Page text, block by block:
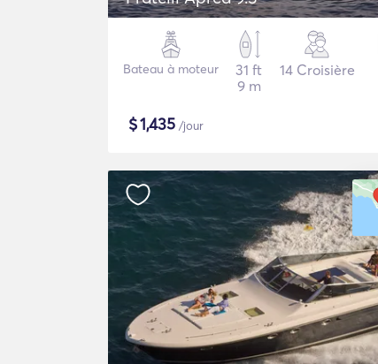
Bateau à moteur
31 ft
9 m
14 Croisière
$1,435 /jour